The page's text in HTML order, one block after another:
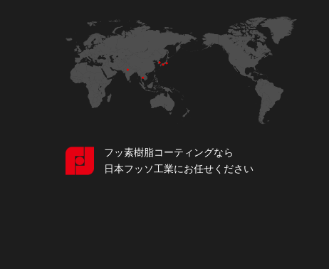
フッ素樹脂コーティングなら
日本フッソ工業にお任せください